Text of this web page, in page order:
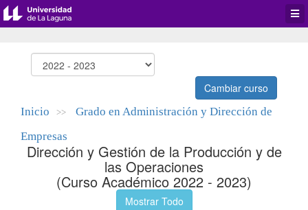
Cambiar curso
Inicio >>
Grado en Administración y Dirección de
Empresas
Dirección y Gestión de la Producción y de
las Operaciones
(Curso Académico 2022 - 2023)
Mostrar Todo